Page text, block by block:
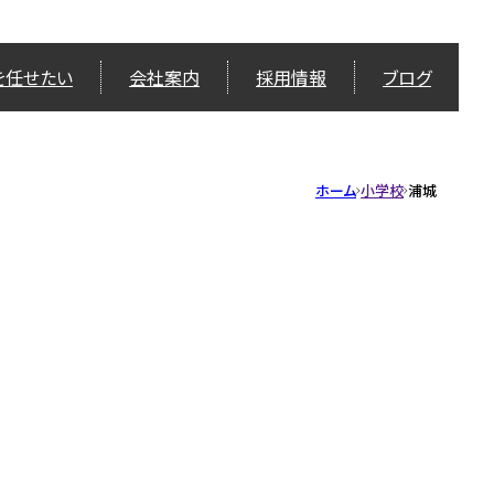
せたい 会社案内 採用情報 ブログ
ホーム 小学校 浦城